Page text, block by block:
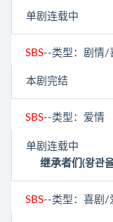
单剧连载中
SBS--类型：剧情/
本剧完结
SBS--类型：爱情
单剧连载中
继承者们(왕관
SBS--类型：喜剧/